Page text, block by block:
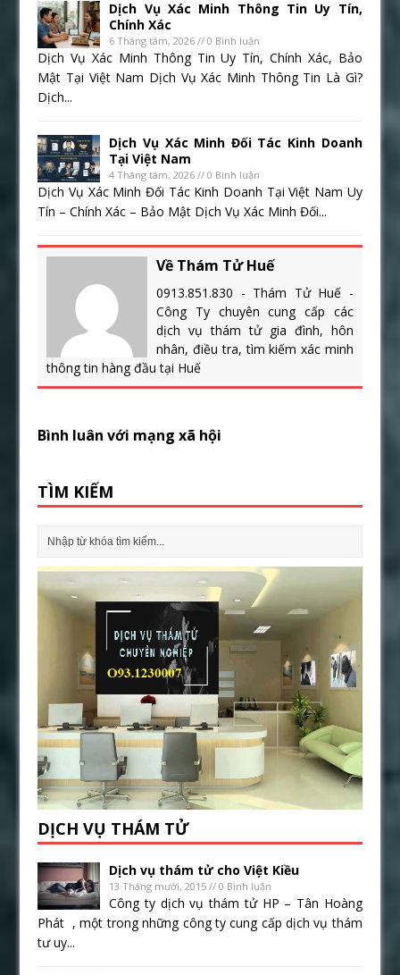
Dịch Vụ Xác Minh Thông Tin Uy Tín,
Chính Xác
6 Tháng tám, 2026 // 0 Bình luận
Dịch Vụ Xác Minh Thông Tin Uy Tín, Chính Xác, Bảo
Mật Tại Việt Nam Dịch Vụ Xác Minh Thông Tin Là Gì?
Dịch...
Dịch Vụ Xác Minh Đối Tác Kinh Doanh
Tại Việt Nam
4 Tháng tám, 2026 // 0 Bình luận
Dịch Vụ Xác Minh Đối Tác Kinh Doanh Tại Việt Nam Uy
Tín – Chính Xác – Bảo Mật Dịch Vụ Xác Minh Đối...
Về Thám Tử Huế
0913.851.830 - Thám Tử Huế -
Công Ty chuyên cung cấp các
dịch vụ thám tử gia đình, hôn
nhân, điều tra, tìm kiếm xác minh
thông tin hàng đầu tại Huế
Bình luân với mạng xã hội
TÌM KIẾM
DỊCH VỤ THÁM TỬ
Dịch vụ thám tử cho Việt Kiều
13 Tháng mười, 2015 // 0 Bình luận
Công ty dịch vụ thám tử HP – Tân Hoàng
Phát , một trong những công ty cung cấp dịch vụ thám
tư uy...